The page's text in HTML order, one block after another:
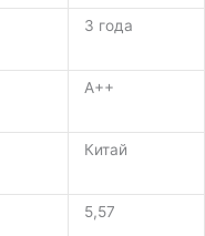
3 года
A++
Китай
5,57